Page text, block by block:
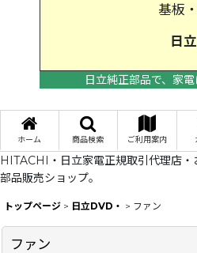
基板
日
日立純正部品で、家
ホーム 商品検索 ご利用案内
HITACHI・日立家電正規取引代理店
部品販売ショップ。
トップページ > 日立DVD・ > ファン
ファン